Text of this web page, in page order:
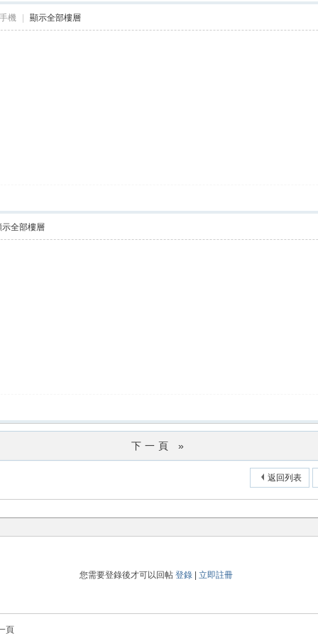
機 顯示全部樓層
示全部樓層
下一頁 »
返回列表
您需要登錄後才可以回帖 登錄| 立即註冊
頁